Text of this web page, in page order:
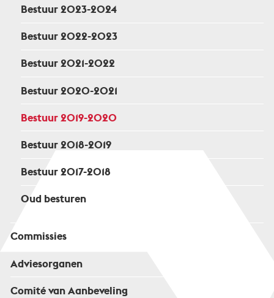
Bestuur 2023-2024
Bestuur 2022-2023
Bestuur 2021-2022
Bestuur 2020-2021
Bestuur 2019-2020
Bestuur 2018-2019
Bestuur 2017-2018
Oud besturen
Commissies
Adviesorganen
Comité van Aanbeveling